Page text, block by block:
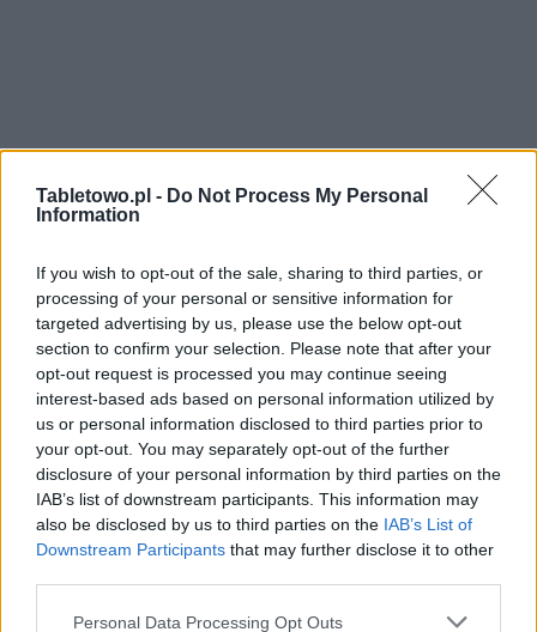
Tabletowo.pl - Do Not Process My Personal
Information
If you wish to opt-out of the sale, sharing to third parties, or
processing of your personal or sensitive information for
targeted advertising by us, please use the below opt-out
section to confirm your selection. Please note that after your
opt-out request is processed you may continue seeing
interest-based ads based on personal information utilized by
us or personal information disclosed to third parties prior to
your opt-out. You may separately opt-out of the further
disclosure of your personal information by third parties on the
IAB’s list of downstream participants. This information may
also be disclosed by us to third parties on the IAB’s List of
Downstream Participants that may further disclose it to other
Please note that this website/app uses one or more Google
Personal Data Processing Opt Outs